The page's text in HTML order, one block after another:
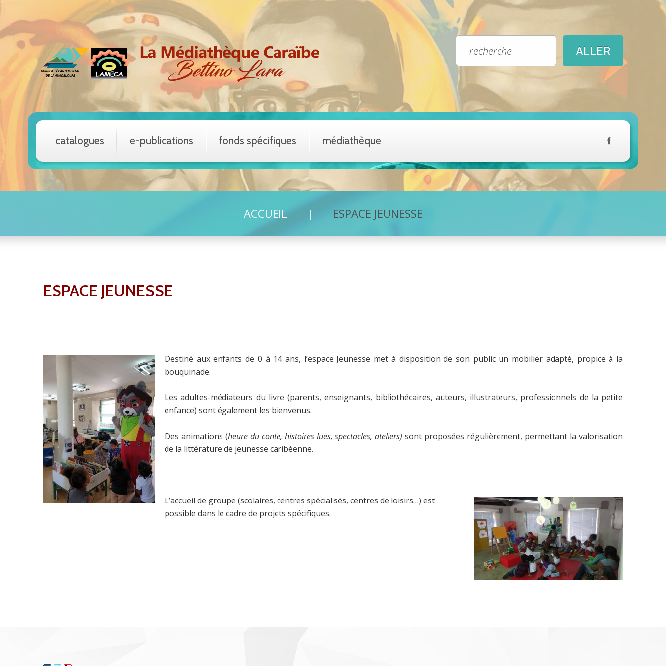
catalogues e-publications fonds spécifiques médiathèque
ACCUEIL ESPACE JEUNESSE
ESPACE JEUNESSE
Destiné aux enfants de 0 à 14 ans, l’espace Jeunesse met à disposition de son public un mobilier adapté, propice à la
bouquinade.
Les adultes-médiateurs du livre (parents, enseignants, bibliothécaires, auteurs, illustrateurs, professionnels de la petite
enfance) sont également les bienvenus.
Des animations (heure du conte, histoires lues, spectacles, ateliers) sont proposées régulièrement, permettant la valorisation
de la littérature de jeunesse caribéenne.
L’accueil de groupe (scolaires, centres spécialisés, centres de loisirs…) est
possible dans le cadre de projets spécifiques.